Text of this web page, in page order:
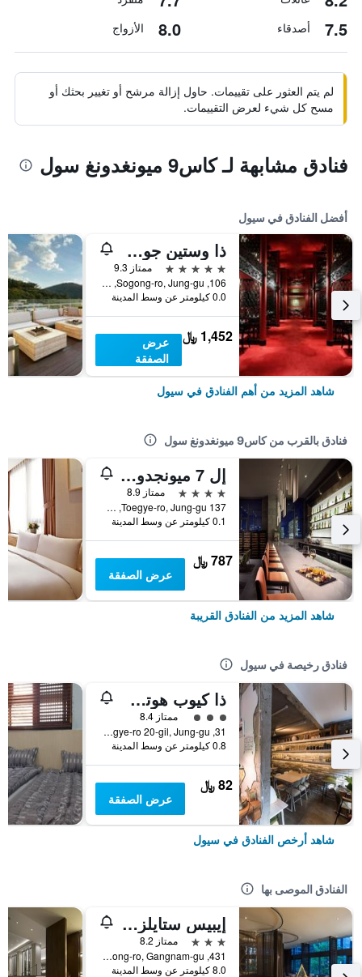
7.5 أصدقاء 8.0 الأزواج
لم يتم العثور على تقييمات. حاول إزالة مرشح أو تغيير بحثك أو
مسح كل شيء لعرض التقييمات.
فنادق مشابهة لـ كاس9 ميونغدونغ سول
أفضل الفنادق في سيول
ذا وستين جوسون سول
5 نجوم
ممتاز 9.3
106, Sogong-ro, Jung-gu, سيول, كوريا الجنوبية
0.0 كيلومتر عن وسط المدينة
1,452 ﷼
عرض
الصفقة
شاهد المزيد من أهم الفنادق في سيول
فنادق بالقرب من كاس9 ميونغدونغ سول
إل 7 ميونجدونج باي لوت هوتلز
4 نجوم
ممتاز 8.9
137 Toegye-ro, Jung-gu, سيول, كوريا الجنوبية
0.1 كيلومتر عن وسط المدينة
787 ﷼
عرض الصفقة
شاهد المزيد من الفنادق القريبة
فنادق رخيصة في سيول
ذا كيوب هوتل - دار ضيافة
تقييم فئة 3ممتاز 8.4
31, Toegye-ro 20-gil, Jung-gu, سيول, كوريا الجنوبية
0.8 كيلومتر عن وسط المدينة
82 ﷼
عرض الصفقة
شاهد أرخص الفنادق في سيول
الفنادق الموصى بها
إيبيس ستايلز أمباسادور سيول غانغنام
3 نجوم
ممتاز 8.2
431, Samseong-ro, Gangnam-gu, سيول, كوريا الجنوبية
8.0 كيلومتر عن وسط المدينة